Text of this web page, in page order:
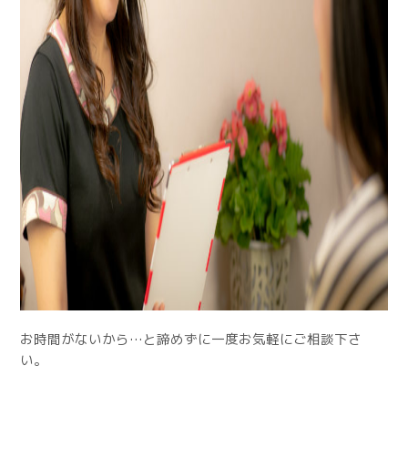
お時間がないから…と諦めずに一度お気軽にご相談下さ
い。